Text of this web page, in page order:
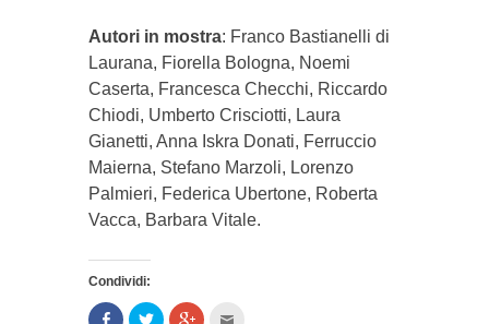
Autori in mostra: Franco Bastianelli di
Laurana, Fiorella Bologna, Noemi
Caserta, Francesca Checchi, Riccardo
Chiodi, Umberto Crisciotti, Laura
Gianetti, Anna Iskra Donati, Ferruccio
Maierna, Stefano Marzoli, Lorenzo
Palmieri, Federica Ubertone, Roberta
Vacca, Barbara Vitale.
Condividi:
CondividiClicca Clicca